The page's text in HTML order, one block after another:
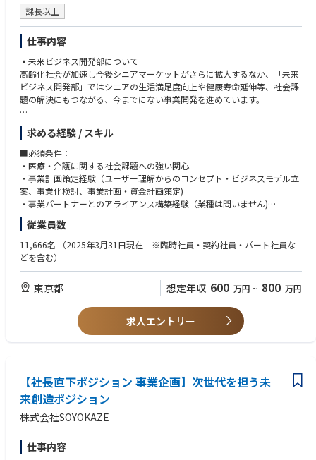
課長以上
仕事内容
▪未来ビジネス開発部について
高齢化社会が加速し今後シニアマーケットがさらに拡大するなか、「未来
ビジネス開発部」ではシニアの生活満足度向上や健康寿命延伸等、社会課
題の解決にもつながる、今までにない事業開発を進めています。
すでに実行中のプロジェクトへの参画に加え、自身での事業構想から立上
げ等、100兆円といわれるシニア市場に向けて新しい価値を創出、けん引
していただける方を募集しています。
▪業務内容例
・次世代利用対象者に向けたサービス開発
・対象をシニアに限定しない多世代に向けた新たなビジネスモデル構築
・上記実現のための行政、医療機関、企業や団体、個人等とのアライアン
ス推進
ユーザーはもちろん提供する自身もワクワクするような新しい価値づくり
を推進しています。
上記実現のための情報収集、企画立案、アライアンス先との協働等を担っ
ていただけるメンバーを募集しています。
求める経験 / スキル
■必須条件：
・医療・介護に関する社会課題への強い関心
・事業計画策定経験（ユーザー理解からのコンセプト・ビジネスモデル立
案、事業化検討、事業計画・資金計画策定)
・事業パートナーとのアライアンス構築経験（業種は問いません)
・チームワークを重視しつつ、自ら考え進んで行動できる
・立案のみならず、実現に向けたPDCAサイクル推進
【歓迎】
・交渉・折衝力(社内外問わず、外部と連携するシーンが多いため)
・統計解析
※日本発となる新サービス開発を目指します。これまでにないサービスに
よって社会課題を解決したいという思いを持った方を求めます。
従業員数
11,666名
（2025年3月31日現在 ※臨時社員・契約社員・パート社員な
どを含む）
東京都 想定年収 600 万円 ~ 800 万円
求人エントリー
【社長直下ポジション 事業企画】次世代を担う未
来創造ポジション
株式会社SOYOKAZE
仕事内容